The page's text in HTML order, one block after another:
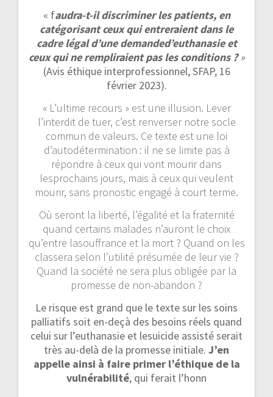
« faudra-t-il discriminer les patients, en
catégorisant ceux qui entreraient dans le
cadre légal d’une demanded’euthanasie et
ceux qui ne rempliraient pas les conditions ?»
(Avis éthique interprofessionnel, SFAP, 16
février 2023).
« L’ultime recours » est une illusion. Lever
l’interdit de tuer, c’est renverser notre socle
commun de valeurs. Ce texte est une loi
d’autodétermination : il ne se limite pas à
répondre à ceux qui vont mourir dans
lesprochains jours, mais à ceux qui veulent
mourir, sans pronostic engagé à court terme.
Où seront la liberté, l’égalité et la fraternité
quand certains malades n’auront le choix
qu’entre lasouffrance et la mort ? Quand on les
classera selon l’utilité présumée de leur vie ?
Quand la société ne sera plus obligée par la
promesse de non-abandon ?
Le risque est grand que le texte sur les soins
palliatifs soit en-deçà des besoins réels quand
celui sur l’euthanasie et lesuicide assisté serait
très au-delà de la promesse initiale. J’en
appelle ainsi à faire primer l’éthique de la
vulnérabilité, qui ferait l’honn